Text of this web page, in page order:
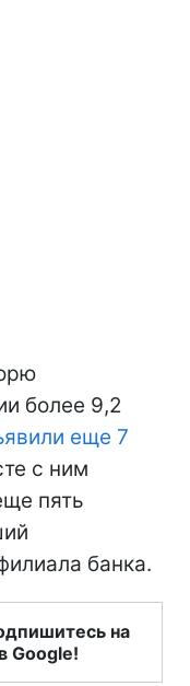
более 9,2
еще 7
с ним
пять
банка.
на
Google!